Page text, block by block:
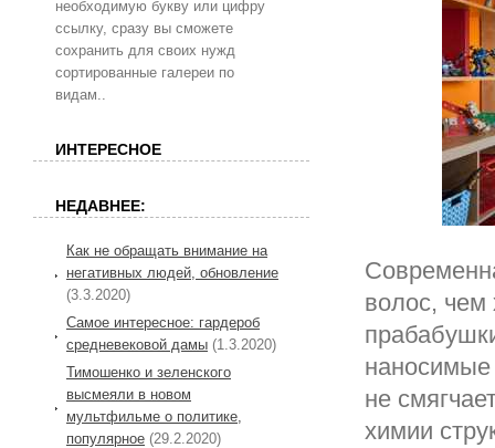
волос,
не
химии
необходимую букву или цифру
ссылку, сразу вы сможете
сохранить для своих нужд
сортированные галереи по
видам..
ИНТЕРЕСНОЕ
НЕДАВНЕЕ:
Как не обращать внимание на
негативных людей, обновление
(3.3.2020)
Самое интересное: гардероб
средневековой дамы (1.3.2020)
Тимошенко и зеленского
высмеяли в новом
мультфильме о политике,
популярное (29.2.2020)